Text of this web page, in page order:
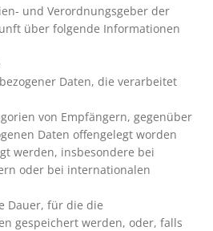
und Verordnungsgeber der
über folgende Informationen
Daten, die verarbeitet
von Empfängern, gegenüber
Daten offengelegt worden
werden, insbesondere bei
oder bei internationalen
Dauer, für die die
gespeichert werden, oder, falls